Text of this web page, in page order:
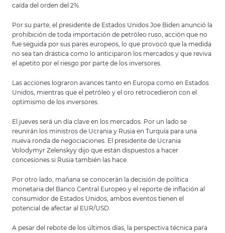
caída del orden del 2%.
Por su parte, el presidente de Estados Unidos Joe Biden anunció la
prohibición de toda importación de petróleo ruso, acción que no
fue seguida por sus pares europeos, lo que provocó que la medida
no sea tan drástica como lo anticiparon los mercados y que reviva
el apetito por el riesgo por parte de los inversores.
Las acciones lograron avances tanto en Europa como en Estados
Unidos, mientras que el petróleo y el oro retrocedieron con el
optimismo de los inversores.
El jueves será un día clave en los mercados. Por un lado se
reunirán los ministros de Ucrania y Rusia en Turquía para una
nueva ronda de negociaciones. El presidente de Ucrania
Volodymyr Zelenskyy dijo que están dispuestos a hacer
concesiones si Rusia también las hace.
Por otro lado, mañana se conocerán la decisión de política
monetaria del Banco Central Europeo y el reporte de inflación al
consumidor de Estados Unidos, ambos eventos tienen el
potencial de afectar al EUR/USD.
A pesar del rebote de los últimos días, la perspectiva técnica para